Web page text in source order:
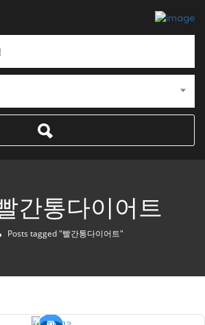
간통다이어트
Posts tagged "빨간통다이어트"